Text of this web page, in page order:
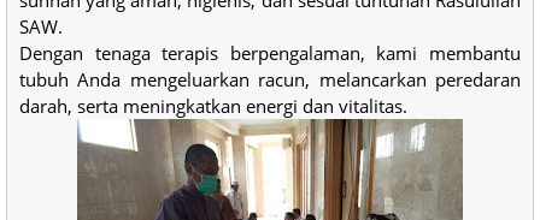
SAW.
Dengan tenaga terapis berpengalaman, kami membantu
tubuh Anda mengeluarkan racun, melancarkan peredaran
darah, serta meningkatkan energi dan vitalitas.